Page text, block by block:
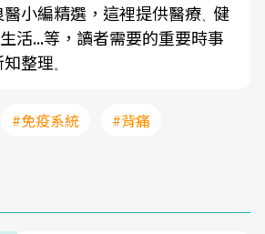
醫小編精選，這裡提供醫療、 健
生活...等，讀者需要的重要時事
整理。
#免疫系統 #背痛